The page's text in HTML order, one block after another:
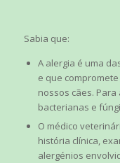
Sabia que:
A alergia é uma
e que
nossos cães.
bacterianas e
O médico
história clínica,
alergénios